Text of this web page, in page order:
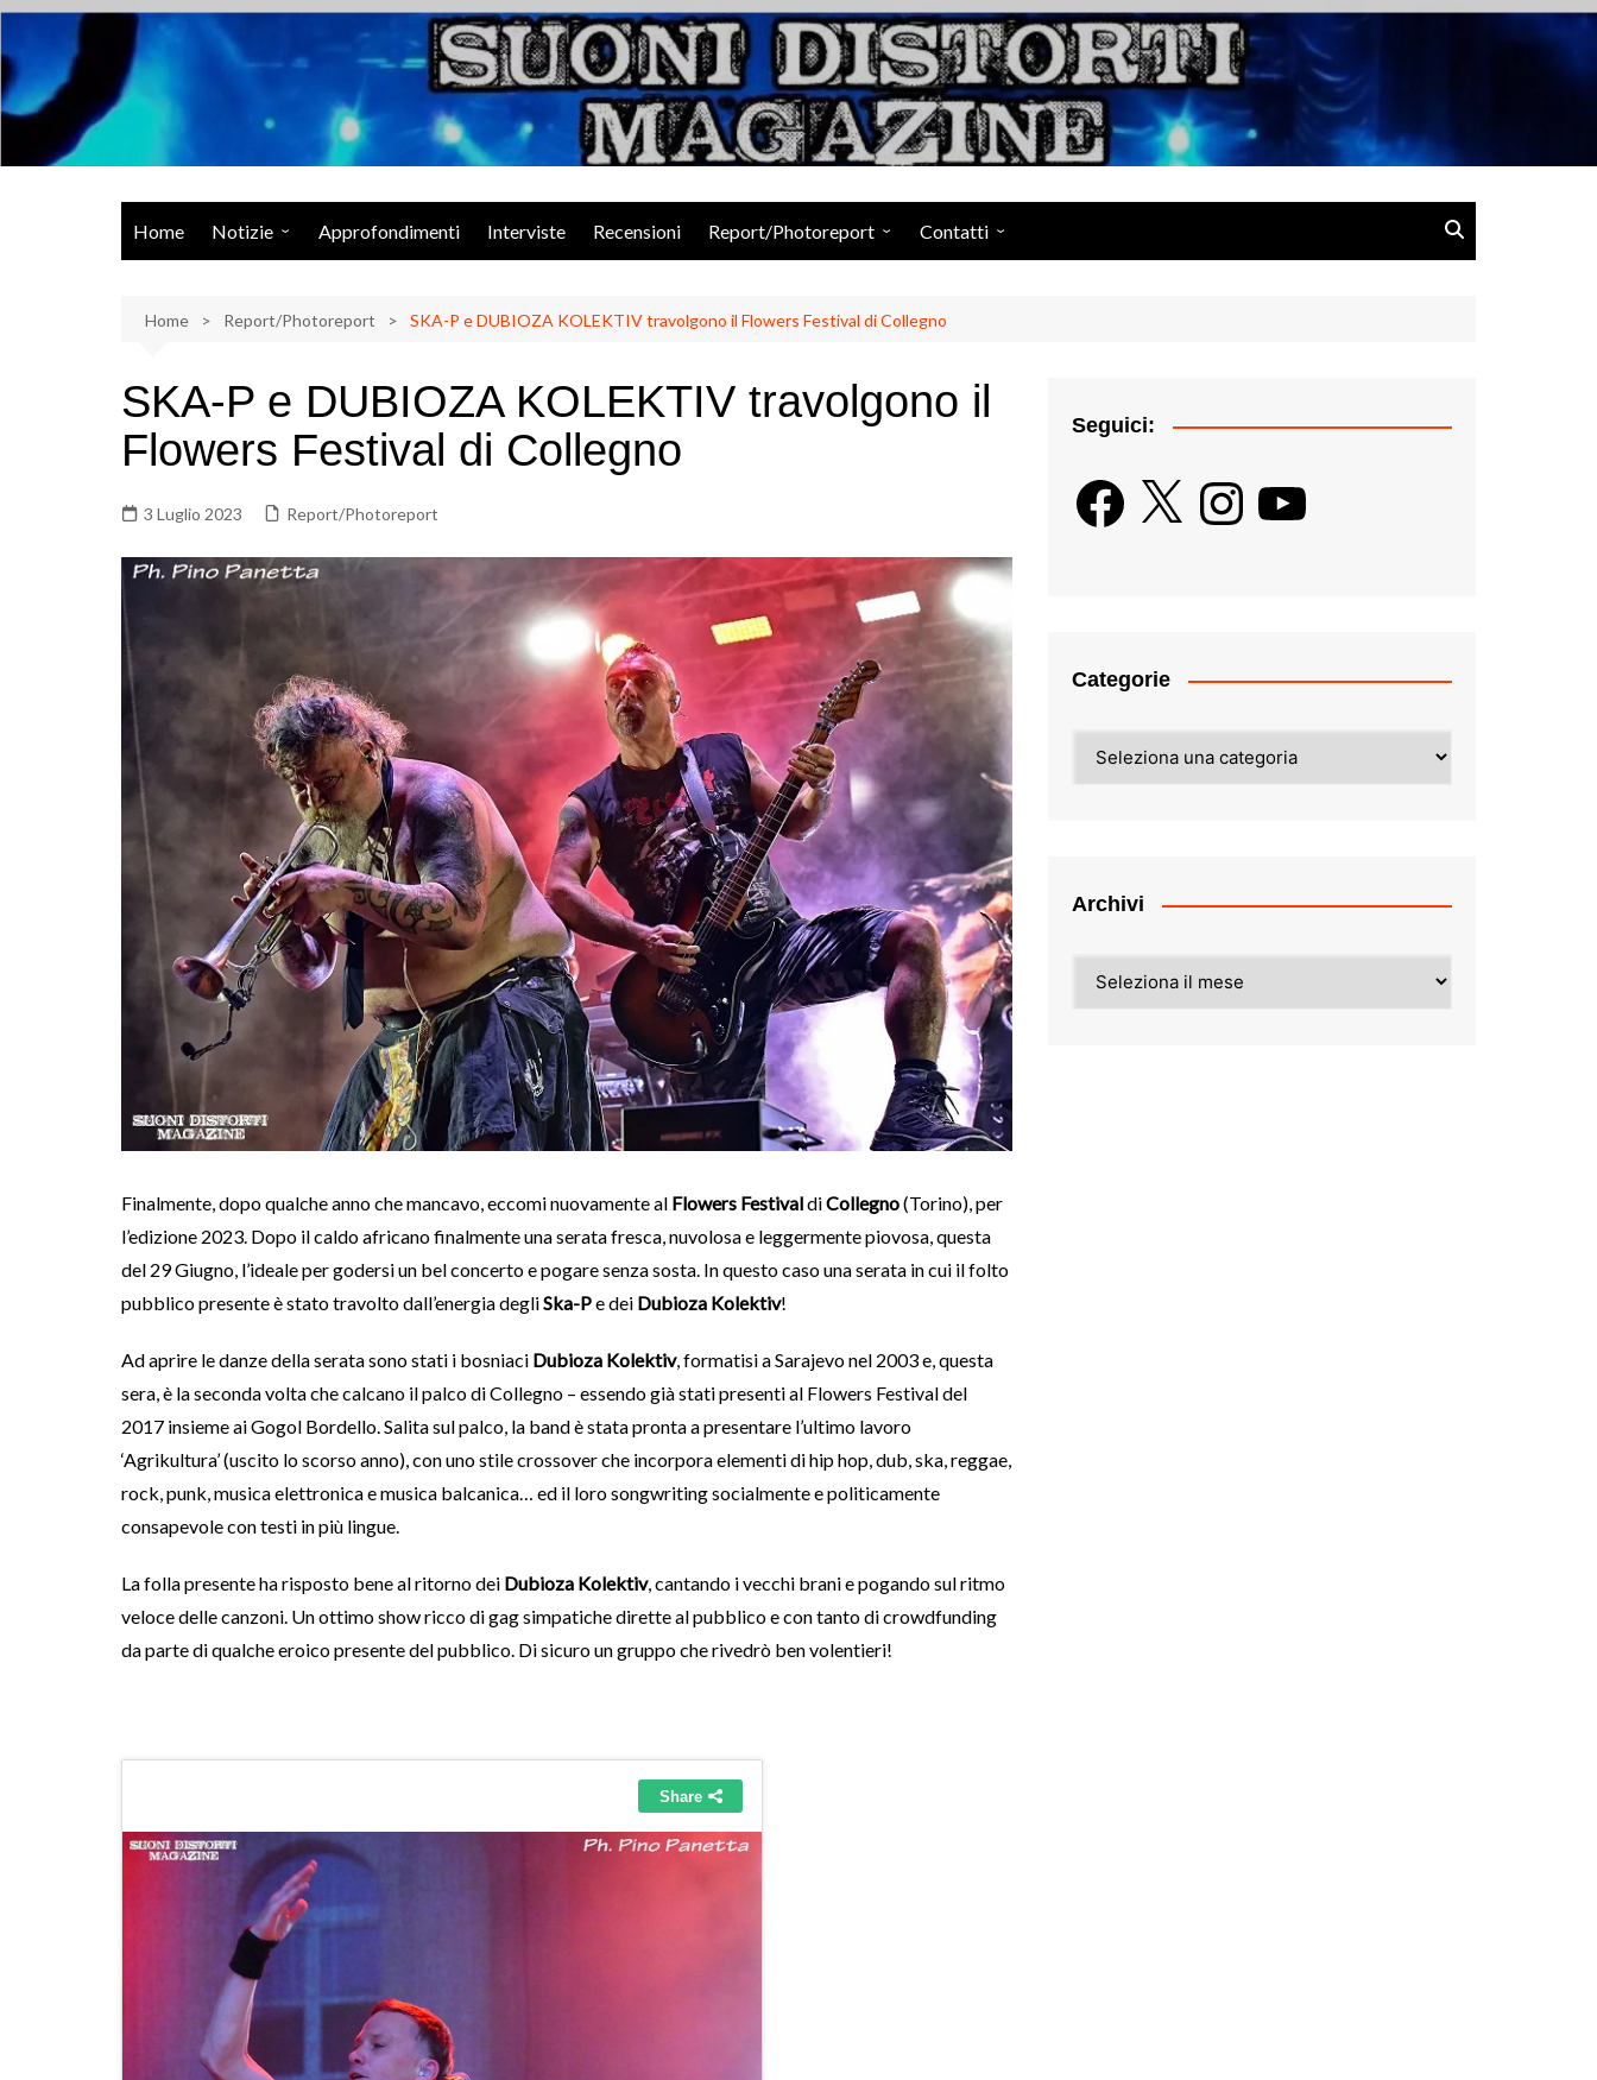
Salta
contenuto
Suoni Distorti Magazine
Musica Rock, Metal, Punk e varie sonorità alternative
Home Notizie
Eventi
Libri
Approfondimenti Interviste Recensioni Report/Photoreport Contatti
Home Report/Photoreport SKA-P e DUBIOZA KOLEKTIV travolgono il Flowers Festival di Collegno
SKA-P e DUBIOZA KOLEKTIV travolgono il
Flowers Festival di Collegno
3 Luglio 2023 Report/Photoreport
Finalmente, dopo qualche anno che mancavo, eccomi nuovamente al Flowers FestivaldiCollegno(Torino), per
l’edizione 2023. Dopo il caldo africano finalmente una serata fresca, nuvolosa e leggermente piovosa, questa
del 29 Giugno, l’ideale per godersi un bel concerto e pogare senza sosta. In questo caso una serata in cui il folto
pubblico presente è stato travolto dall’energia degliSka-Pe dei Dubioza Kolektiv!
Ad aprire le danze della serata sono stati i bosniaci Dubioza Kolektiv, formatisi a Sarajevo nel 2003 e, questa
sera, è la seconda volta che calcano il palco di Collegno – essendo già stati presenti al Flowers Festival del
2017 insieme ai Gogol Bordello. Salita sul palco, la band è stata pronta a presentare l’ultimo lavoro
‘Agrikultura’ (uscito lo scorso anno), con uno stile crossover che incorpora elementi di hip hop, dub, ska, reggae,
rock, punk, musica elettronica e musica balcanica… ed il loro songwriting socialmente e politicamente
consapevole con testi in più lingue.
La folla presente ha risposto bene al ritorno dei Dubioza Kolektiv, cantando i vecchi brani e pogando sul ritmo
veloce delle canzoni. Un ottimo show ricco di gag simpatiche dirette al pubblico e con tanto di crowdfunding
da parte di qualche eroico presente del pubblico. Di sicuro un gruppo che rivedrò ben volentieri!
Seguici:
Facebook
X InstagramYouTube
Categorie
Archivi